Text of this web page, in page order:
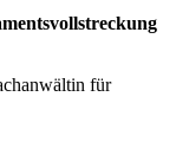
für